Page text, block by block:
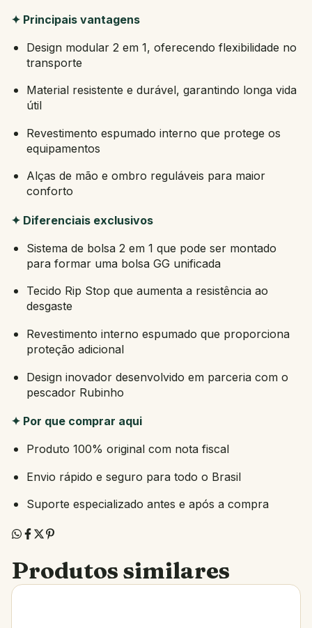
✦ Principais vantagens
Design modular 2 em 1, oferecendo flexibilidade no
transporte
Material resistente e durável, garantindo longa vida
útil
Revestimento espumado interno que protege os
equipamentos
Alças de mão e ombro reguláveis para maior
conforto
✦ Diferenciais exclusivos
Sistema de bolsa 2 em 1 que pode ser montado
para formar uma bolsa GG unificada
Tecido Rip Stop que aumenta a resistência ao
desgaste
Revestimento interno espumado que proporciona
proteção adicional
Design inovador desenvolvido em parceria com o
pescador Rubinho
✦ Por que comprar aqui
Produto 100% original com nota fiscal
Envio rápido e seguro para todo o Brasil
Suporte especializado antes e após a compra
Produtos similares